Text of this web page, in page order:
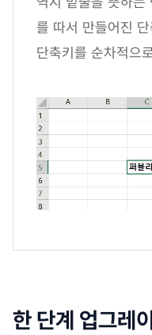
를 따서 만들어진
단축키를 순차적으
한 단계 업그레